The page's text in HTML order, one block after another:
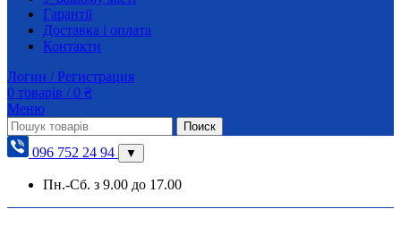
Гарантії
Доставка і оплата
Контакти
Логин / Регистрация
0 товарів / 0 ₴
Меню
Поиск
096 752 24 94 ▼
Пн.-Сб. з 9.00 до 17.00